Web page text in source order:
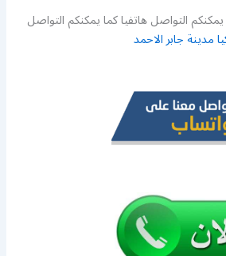
التواصل هاتفيا كما يمكنكم التواصل
مدينة جابر الاحمد